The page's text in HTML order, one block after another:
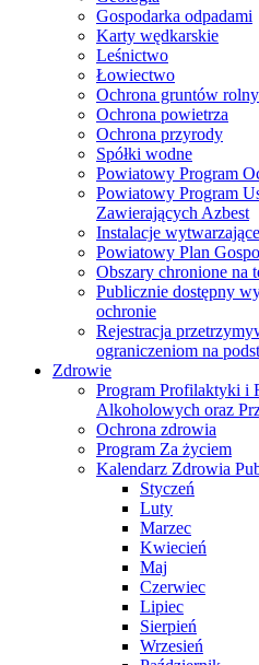
Gospodarka odpadami
Karty wędkarskie
Leśnictwo
Łowiectwo
Ochrona gruntów
Ochrona powietrza
Ochrona przyrody
Spółki wodne
Powiatowy Program
Powiatowy Program
Zawierających Azbest
Instalacje
Powiatowy Plan
Obszary chronione na
Publicznie dostępny
ochronie
Rejestracja
ograniczeniom na
Zdrowie
Program Profilaktyki i
Alkoholowych oraz
Ochrona zdrowia
Program Za życiem
Kalendarz Zdrowia
Styczeń
Luty
Marzec
Kwiecień
Maj
Czerwiec
Lipiec
Sierpień
Wrzesień